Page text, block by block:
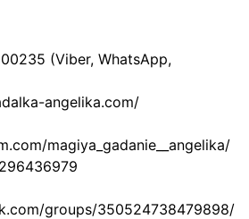
(Viber, WhatsApp,
angelika.com/
magiya_gadanie__angelika/
groups/350524738479898/